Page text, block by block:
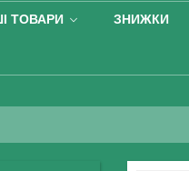
ТОВАРИ ЗНИЖКИ